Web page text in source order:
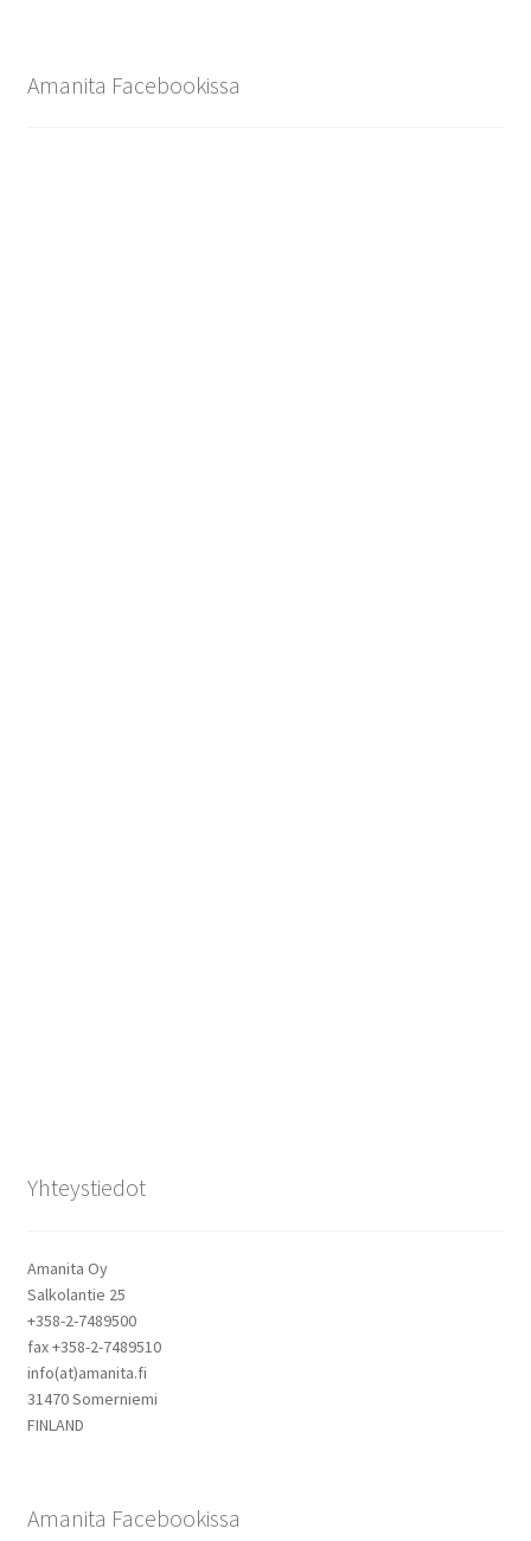
Amanita Facebookissa
Yhteystiedot
Amanita Oy
Salkolantie 25
+358-2-7489500
fax +358-2-7489510
info(at)amanita.fi
31470 Somerniemi
FINLAND
Amanita Facebookissa